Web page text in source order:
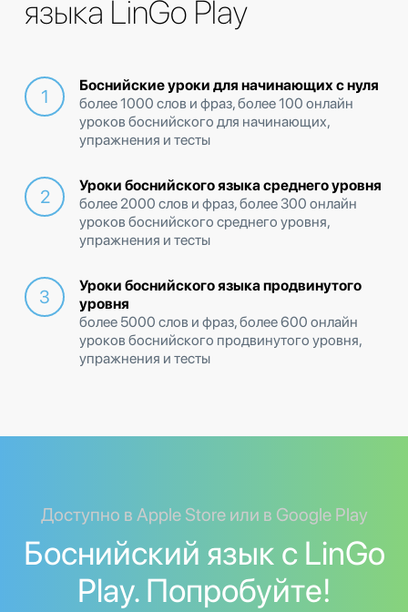
языка LinGo Play
Боснийские уроки для начинающих с нуля
более 1000 слов и фраз, более 100 онлайн
уроков боснийского для начинающих,
упражнения и тесты
Уроки боснийского языка среднего уровня
более 2000 слов и фраз, более 300 онлайн
уроков боснийского среднего уровня,
упражнения и тесты
Уроки боснийского языка продвинутого
уровня
более 5000 слов и фраз, более 600 онлайн
уроков боснийского продвинутого уровня,
упражнения и тесты
Доступно в Apple Store или в Google Play
Боснийский язык с LinGo
Play. Попробуйте!